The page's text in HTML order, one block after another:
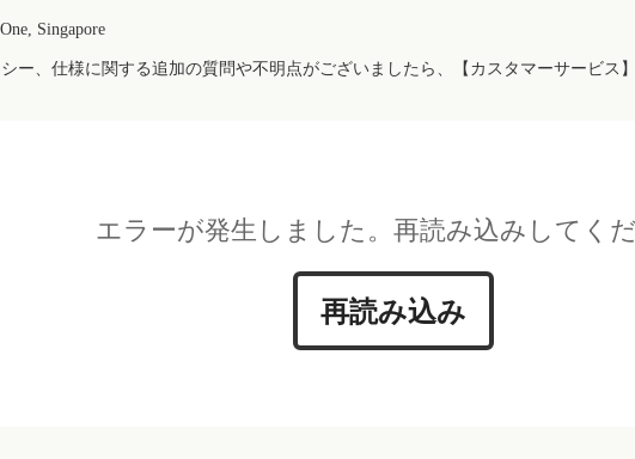
Singapore
ー、仕様に関する追加の質問や不明点がございましたら、【カスタマーサービス
エラーが発生しました。再読み込みしてく
再読み込み